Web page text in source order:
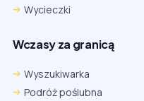
Wycieczki
Wczasy za granicą
Wyszukiwarka
Podróż poślubna